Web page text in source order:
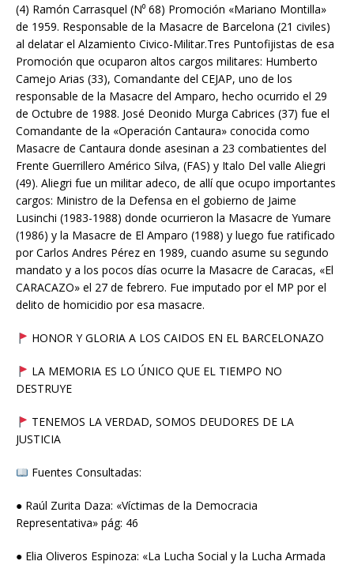
(4) Ramón Carrasquel (N⁰ 68) Promoción «Mariano Montilla»
de 1959. Responsable de la Masacre de Barcelona (21 civiles)
al delatar el Alzamiento Civico-Militar.Tres Puntofijistas de esa
Promoción que ocuparon altos cargos militares: Humberto
Camejo Arias (33), Comandante del CEJAP, uno de los
responsable de la Masacre del Amparo, hecho ocurrido el 29
de Octubre de 1988. José Deonido Murga Cabrices (37) fue el
Comandante de la «Operación Cantaura» conocida como
Masacre de Cantaura donde asesinan a 23 combatientes del
Frente Guerrillero Américo Silva, (FAS) y Italo Del valle Aliegri
(49). Aliegri fue un militar adeco, de allí que ocupo importantes
cargos: Ministro de la Defensa en el gobierno de Jaime
Lusinchi (1983-1988) donde ocurrieron la Masacre de Yumare
(1986) y la Masacre de El Amparo (1988) y luego fue ratificado
por Carlos Andres Pérez en 1989, cuando asume su segundo
mandato y a los pocos días ocurre la Masacre de Caracas, «El
CARACAZO» el 27 de febrero. Fue imputado por el MP por el
delito de homicidio por esa masacre.
HONOR Y GLORIA A LOS CAIDOS EN EL BARCELONAZO
LA MEMORIA ES LO ÚNICO QUE EL TIEMPO NO
DESTRUYE
TENEMOS LA VERDAD, SOMOS DEUDORES DE LA
JUSTICIA
Fuentes Consultadas:
● Raúl Zurita Daza: «Víctimas de la Democracia
Representativa» pág: 46
● Elia Oliveros Espinoza: «La Lucha Social y la Lucha Armada